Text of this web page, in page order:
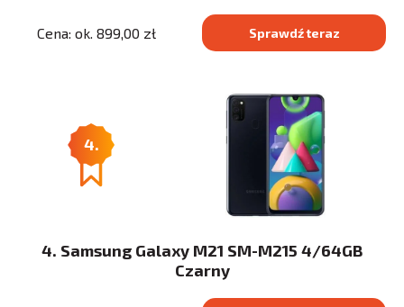
Cena: ok. 899,00 zł Sprawdź teraz
4.
4. Samsung Galaxy M21 SM-M215 4/64GB
Czarny